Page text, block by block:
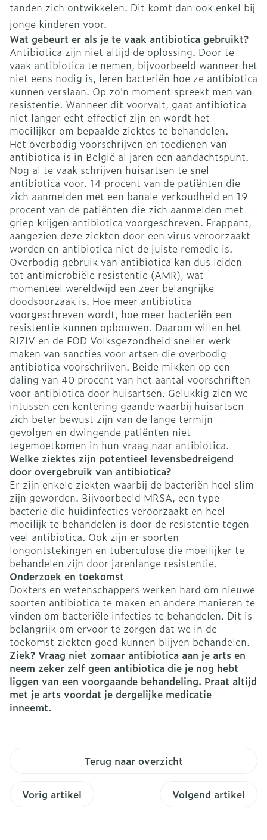
tanden zich ontwikkelen. Dit komt dan ook enkel bij
jonge kinderen voor.
Wat gebeurt er als je te vaak antibiotica gebruikt?
Antibiotica zijn niet altijd de oplossing. Door te
vaak antibiotica te nemen, bijvoorbeeld wanneer het
niet eens nodig is, leren bacteriën hoe ze antibiotica
kunnen verslaan. Op zo'n moment spreekt men van
resistentie. Wanneer dit voorvalt, gaat antibiotica
niet langer echt effectief zijn en wordt het
moeilijker om bepaalde ziektes te behandelen.
Het overbodig voorschrijven en toedienen van
antibiotica is in België al jaren een aandachtspunt.
Nog al te vaak schrijven huisartsen te snel
antibiotica voor. 14 procent van de patiënten die
zich aanmelden met een banale verkoudheid en 19
procent van de patiënten die zich aanmelden met
griep krijgen antibiotica voorgeschreven. Frappant,
aangezien deze ziekten door een virus veroorzaakt
worden en antibiotica niet de juiste remedie is.
Overbodig gebruik van antibiotica kan dus leiden
tot antimicrobiële resistentie (AMR), wat
momenteel wereldwijd een zeer belangrijke
doodsoorzaak is. Hoe meer antibiotica
voorgeschreven wordt, hoe meer bacteriën een
resistentie kunnen opbouwen. Daarom willen het
RIZIV en de FOD Volksgezondheid sneller werk
maken van sancties voor artsen die overbodig
antibiotica voorschrijven. Beide mikken op een
daling van 40 procent van het aantal voorschriften
voor antibiotica door huisartsen. Gelukkig zien we
intussen een kentering gaande waarbij huisartsen
zich beter bewust zijn van de lange termijn
gevolgen en dwingende patiënten niet
tegemoetkomen in hun vraag naar antibiotica.
Welke ziektes zijn potentieel levensbedreigend
door overgebruik van antibiotica?
Er zijn enkele ziekten waarbij de bacteriën heel slim
zijn geworden. Bijvoorbeeld MRSA, een type
bacterie die huidinfecties veroorzaakt en heel
moeilijk te behandelen is door de resistentie tegen
veel antibiotica. Ook zijn er soorten
longontstekingen en tuberculose die moeilijker te
behandelen zijn door jarenlange resistentie.
Onderzoek en toekomst
Dokters en wetenschappers werken hard om nieuwe
soorten antibiotica te maken en andere manieren te
vinden om bacteriële infecties te behandelen. Dit is
belangrijk om ervoor te zorgen dat we in de
toekomst ziekten goed kunnen blijven behandelen.
Ziek? Vraag niet zomaar antibiotica aan je arts en
neem zeker zelf geen antibiotica die je nog hebt
liggen van een voorgaande behandeling. Praat altijd
met je arts voordat je dergelijke medicatie
inneemt.
Terug naar overzicht
Vorig artikel Volgend artikel